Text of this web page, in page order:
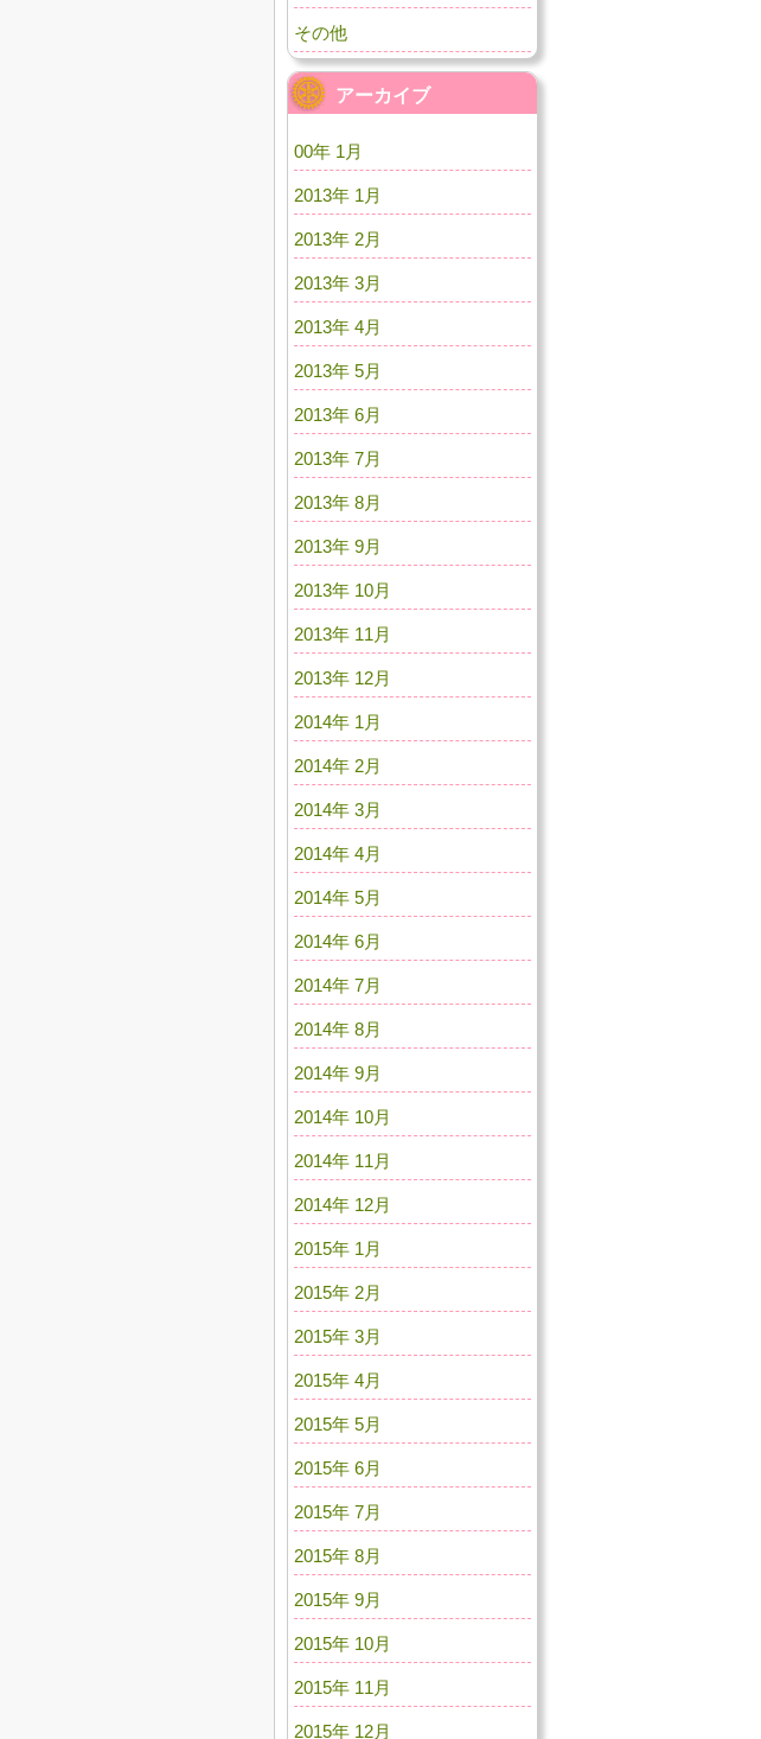
その他
アーカイブ
00年 1月
2013年 1月
2013年 2月
2013年 3月
2013年 4月
2013年 5月
2013年 6月
2013年 7月
2013年 8月
2013年 9月
2013年 10月
2013年 11月
2013年 12月
2014年 1月
2014年 2月
2014年 3月
2014年 4月
2014年 5月
2014年 6月
2014年 7月
2014年 8月
2014年 9月
2014年 10月
2014年 11月
2014年 12月
2015年 1月
2015年 2月
2015年 3月
2015年 4月
2015年 5月
2015年 6月
2015年 7月
2015年 8月
2015年 9月
2015年 10月
2015年 11月
2015年 12月